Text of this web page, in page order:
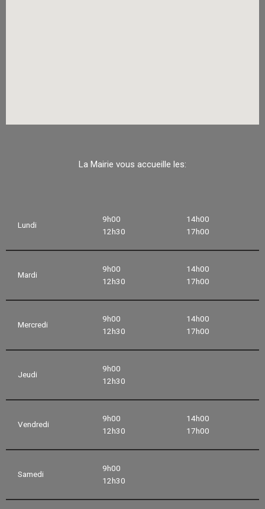
La Mairie vous accueille les:
Lundi
9h00
12h30
14h00
17h00
Mardi
9h00
12h30
14h00
17h00
Mercredi
9h00
12h30
14h00
17h00
Jeudi
9h00
12h30
Vendredi
9h00
12h30
14h00
17h00
Samedi
9h00
12h30